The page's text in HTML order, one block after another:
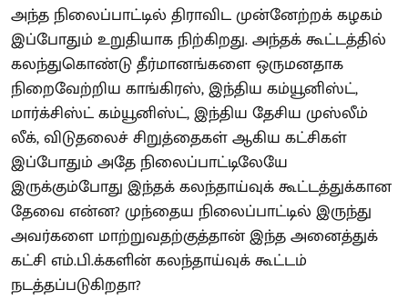
அந்த நிலைப்பாட்டில் திராவிட முன்னேற்றக் கழகம்
இப்போதும் உறுதியாக நிற்கிறது. அந்தக் கூட்டத்தில்
கலந்துகொண்டு தீர்மானங்களை ஒருமனதாக
நிறைவேற்றிய காங்கிரஸ், இந்திய கம்யூனிஸ்ட்,
மார்க்சிஸ்ட் கம்யூனிஸ்ட், இந்திய தேசிய முஸ்லீம்
லீக், விடுதலைச் சிறுத்தைகள் ஆகிய கட்சிகள்
இப்போதும் அதே நிலைப்பாட்டிலேயே
இருக்கும்போது இந்தக் கலந்தாய்வுக் கூட்டத்துக்கான
தேவை என்ன? முந்தைய நிலைப்பாட்டில் இருந்து
அவர்களை மாற்றுவதற்குத்தான் இந்த அனைத்துக்
கட்சி எம்.பி.க்களின் கலந்தாய்வுக் கூட்டம்
நடத்தப்படுகிறதா?